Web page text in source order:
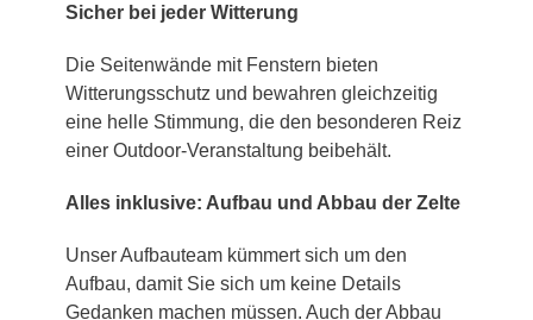
Sicher bei jeder Witterung
Die Seitenwände mit Fenstern bieten
Witterungsschutz und bewahren gleichzeitig
eine helle Stimmung, die den besonderen Reiz
einer Outdoor-Veranstaltung beibehält.
Alles inklusive: Aufbau und Abbau der Zelte
Unser Aufbauteam kümmert sich um den
Aufbau, damit Sie sich um keine Details
Gedanken machen müssen. Auch der Abbau